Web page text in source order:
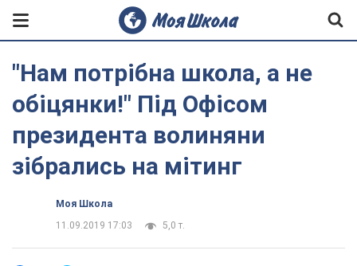
"Нам потрібна школа, а не
обіцянки!" Під Офісом
президента волиняни
зібрались на мітинг
Моя Школа
11.09.2019 17:03
5,0 т.